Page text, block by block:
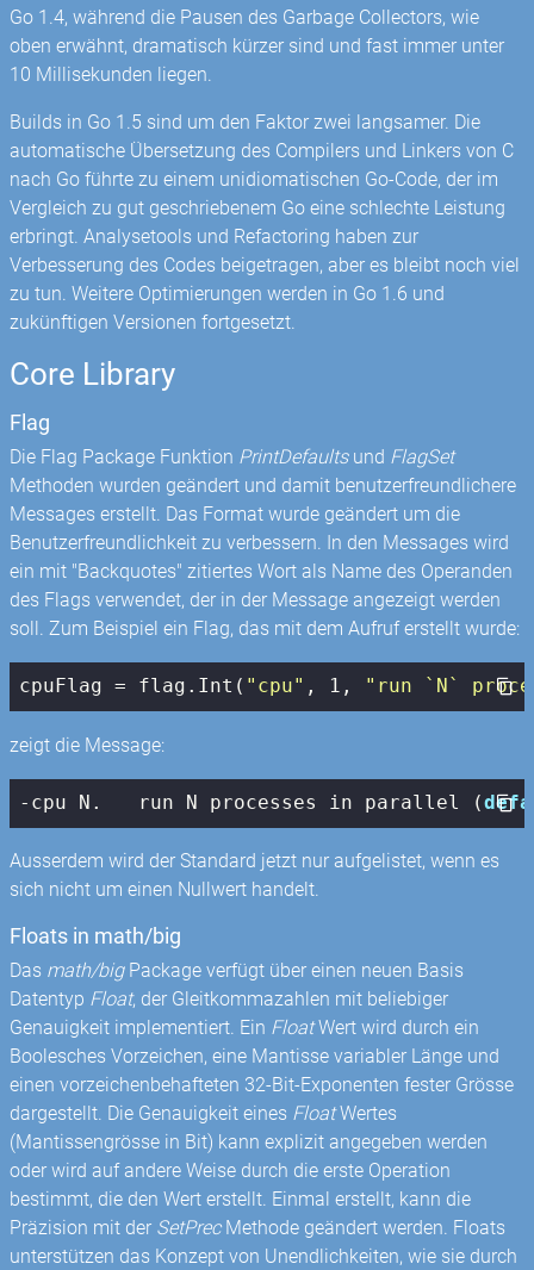
Go 1.4, während die Pausen des Garbage Collectors, wie
oben erwähnt, dramatisch kürzer sind und fast immer unter
10 Millisekunden liegen.
Builds in Go 1.5 sind um den Faktor zwei langsamer. Die
automatische Übersetzung des Compilers und Linkers von C
nach Go führte zu einem unidiomatischen Go-Code, der im
Vergleich zu gut geschriebenem Go eine schlechte Leistung
erbringt. Analysetools und Refactoring haben zur
Verbesserung des Codes beigetragen, aber es bleibt noch viel
zu tun. Weitere Optimierungen werden in Go 1.6 und
zukünftigen Versionen fortgesetzt.
Core Library
Flag
Die Flag Package Funktion PrintDefaultsund FlagSet
Methoden wurden geändert und damit benutzerfreundlichere
Messages erstellt. Das Format wurde geändert um die
Benutzerfreundlichkeit zu verbessern. In den Messages wird
ein mit "Backquotes" zitiertes Wort als Name des Operanden
des Flags verwendet, der in der Message angezeigt werden
soll. Zum Beispiel ein Flag, das mit dem Aufruf erstellt wurde:
cpuFlag = flag.Int( "cpu" , 1 , "run `N`
zeigt die Message:
-cpu N.   run N processes in parallel (
Ausserdem wird der Standard jetzt nur aufgelistet, wenn es
sich nicht um einen Nullwert handelt.
Floats in math/big
Das math/bigPackage verfügt über einen neuen Basis
Datentyp Float, der Gleitkommazahlen mit beliebiger
Genauigkeit implementiert. Ein FloatWert wird durch ein
Boolesches Vorzeichen, eine Mantisse variabler Länge und
einen vorzeichenbehafteten 32-Bit-Exponenten fester Grösse
dargestellt. Die Genauigkeit eines FloatWertes
(Mantissengrösse in Bit) kann explizit angegeben werden
oder wird auf andere Weise durch die erste Operation
bestimmt, die den Wert erstellt. Einmal erstellt, kann die
Präzision mit der SetPrecMethode geändert werden. Floats
unterstützen das Konzept von Unendlichkeiten, wie sie durch